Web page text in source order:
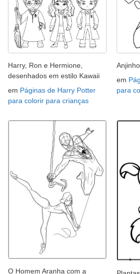
Harry, Ron e Hermione,
desenhados em estilo Kawaii
em Páginas de Harry Potter
para colorir para crianças
em
para
O Homem Aranha com a